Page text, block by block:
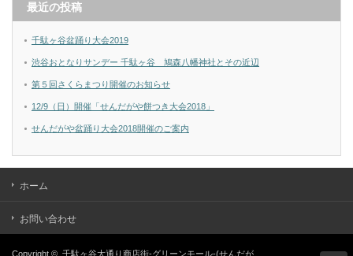
最近の投稿
千駄ヶ谷盆踊り大会2019
渋谷おとなりサンデー 千駄ヶ谷 鳩森八幡神社とその近辺
第５回さくらまつり開催のお知らせ
12/9（日）開催「せんだがや餅つき大会2018」
せんだがや盆踊り大会2018開催のご案内
ホーム
お問い合わせ
Copyright © 千駄ヶ谷大通り商店街-グリーンモール-(せんだが